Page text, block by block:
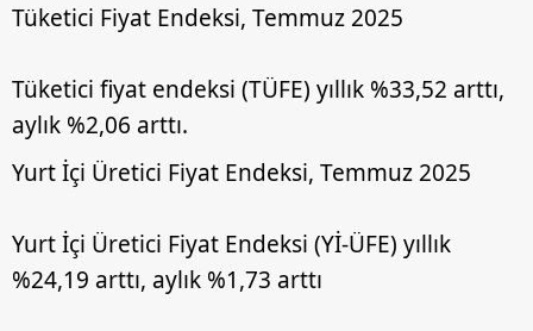
Tüketici Fiyat Endeksi, Temmuz 2025
Tüketici fiyat endeksi (TÜFE) yıllık %33,52 arttı,
aylık %2,06 arttı.
Yurt İçi Üretici Fiyat Endeksi, Temmuz 2025
Yurt İçi Üretici Fiyat Endeksi (Yİ-ÜFE) yıllık
%24,19 arttı, aylık %1,73 arttı